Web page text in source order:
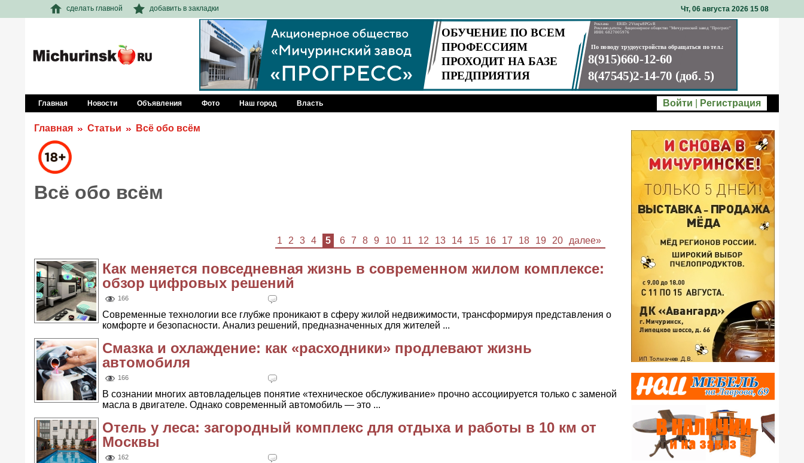
сделать главной добавить в закладки Чт, 06 августа 2026 15: 08
Главная Новости Объявления Фото Наш город Власть Войти Регистрация
Главная Статьи Всё обо всём
Всё обо всём
1 2 3 4 5 6 7 8 9 10 11 12 13 14 15 16 17 18 19 20 далее»
Как меняется повседневная жизнь в современном жилом комплексе:
обзор цифровых решений
166
Современные технологии все глубже проникают в сферу жилой недвижимости, трансформируя представления о
комфорте и безопасности. Анализ решений, предназначенных для жителей ...
Смазка и охлаждение: как «расходники» продлевают жизнь
автомобиля
166
В сознании многих автовладельцев понятие «техническое обслуживание» прочно ассоциируется только с заменой
масла в двигателе. Однако современный автомобиль — это ...
Отель у леса: загородный комплекс для отдыха и работы в 10 км от
Москвы
162